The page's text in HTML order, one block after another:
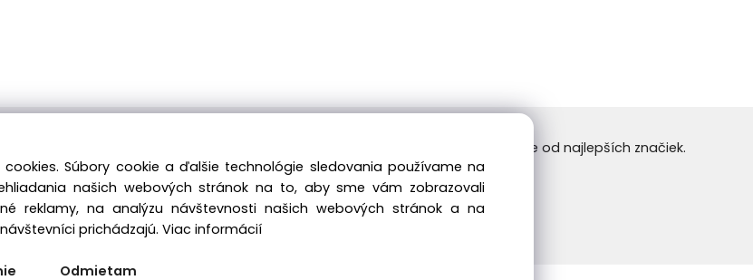
kedykoľvek zadať, náš e-shop je Vám k dispozícii 24/7. Nakupujte tovar online od najlepších značiek.
ujsť naše prebiehajúce ponuky! Prajeme Vám príjemné nakupovanie.
Súbory cookie a ďalšie technológie sledovania používame na
našich webových stránok na to, aby sme vám zobrazovali
reklamy, na analýzu návštevnosti našich webových stránok a na
prichádzajú. Viac informácií
Odmietam